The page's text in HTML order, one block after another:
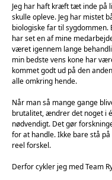
Jeg har haft kræft tæt inde på
skulle opleve. Jeg har mistet
biologiske far til sygdommen.
har set en af mine
været igennem lange
min bedste vens kone har
kommet godt ud på den
alle omkring hende.
Når man så mange gange
brutalitet, ændrer det noget i
nødvendigt. Det gør
for at handle. Ikke bare stå
reel forskel.
Derfor cykler jeg med Team